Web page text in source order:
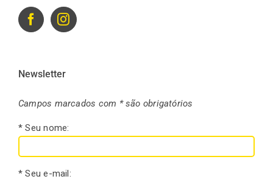
Newsletter
Campos marcados com * são obrigatórios
* Seu nome:
* Seu e-mail: